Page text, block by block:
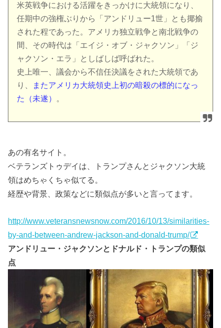
米英戦争における活躍をきっかけに大統領になり、
任期中の強権ぶりから「アンドリュー1世」とも揶揄
された程であった。アメリカ独立戦争と南北戦争の
間、その時代は「エイジ・オブ・ジャクソン」「ジ
ャクソン・エラ」としばしば呼ばれた。
史上唯一、議会から不信任決議をされた大統領であ
り、
またアメリカ大統領史上初の暗殺の標的になっ
た（未遂）
。
あの有名サイト。
ベテランズトゥデイは、トランプさんとジャクソン大統
領はめちゃくちゃ似てる。
経歴や背景、政策などに類似点が多いと言ってます。
http://www.veteransnewsnow.com/2016/10/13/similarities-
by-and-between-andrew-jackson-and-donald-trump/
アンドリュー・ジャクソンとドナルド・トランプの類似
点